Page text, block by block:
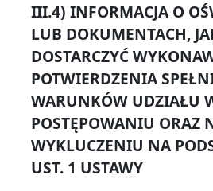
III.4) INFORMACJA O
LUB DOKUMENTACH,
DOSTARCZYĆ
POTWIERDZENIA
WARUNKÓW UDZIAŁU
POSTĘPOWANIU ORAZ
WYKLUCZENIU NA
UST. 1 USTAWY